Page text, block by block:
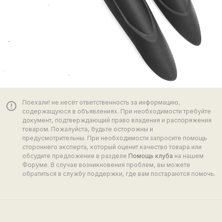
error_outline
Поехали! не несёт ответственность за информацию,
содержащуюся в объявлениях. При необходимости требуйте
документ, подтверждающий право владения и распоряжения
товаром. Пожалуйста, будьте осторожны и
предусмотрительны. При необходимости запросите помощь
стороннего эксперта, который оценит качество товара или
обсудите предложение в разделе Помощь клуба на нашем
Форуме. В случае возникновения проблем, вы можете
обратиться в службу поддержки, где вам постараются помочь.